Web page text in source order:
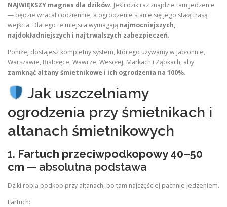
KONTAKT
NAJWIĘKSZY magnes dla dzików. Jeśli dzik raz znajdzie tam jedzenie
— będzie wracał codziennie, a ogrodzenie stanie się jego stałą trasą
wejścia. Dlatego te miejsca wymagają najmocniejszych,
najdokładniejszych i najtrwalszych zabezpieczeń.
Poniżej dostajesz kompletny system, którego używamy w Jabłonnie,
Warszawie, Białołęce, Wawrze, Wesołej, Markach i Ząbkach, aby
zamknąć altany śmietnikowe i ich ogrodzenia na 100%.
Jak uszczelniamy
ogrodzenia przy śmietnikach i
altanach śmietnikowych
1. Fartuch przeciwpodkopowy 40–50
cm — absolutna podstawa
Dziki robią podkop przy altanach, bo tam najczęściej pachnie jedzeniem.
Fartuch: